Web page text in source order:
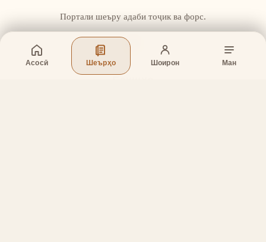
Асосӣ Шеърҳо Шоирон Ман
Портали шеъру адаби тоҷик ва форс.